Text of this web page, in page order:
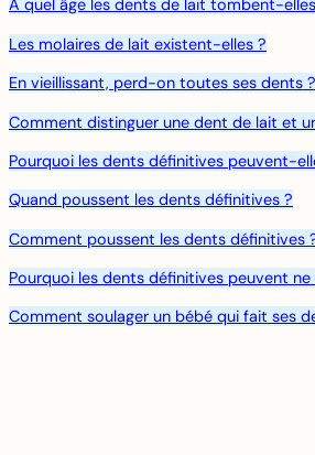
À quel âge les dents de lait tombent-
Les molaires de lait existent-elles ?
En vieillissant, perd-on toutes ses dents ?
Comment distinguer une dent de lait et
Pourquoi les dents définitives peuvent-
Quand poussent les dents définitives ?
Comment poussent les dents définitives
Pourquoi les dents définitives peuvent
Comment soulager un bébé qui fait ses